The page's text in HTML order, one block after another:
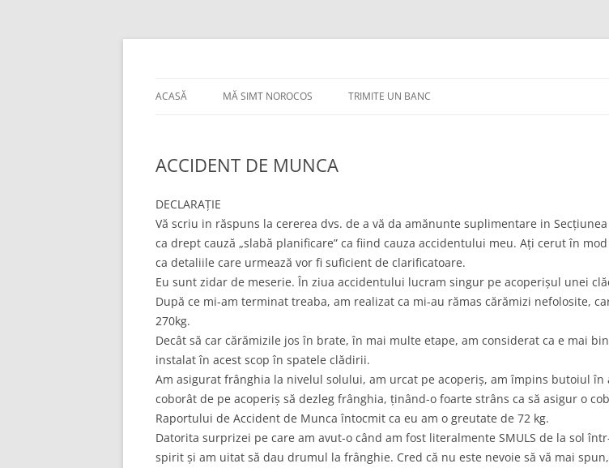
Sari
ACASĂ MĂ SIMT NOROCOS TRIMITE UN BANC
ACCIDENT DE MUNCA
DECLARAȚIE
Vă scriu in răspuns la cererea dvs. de a vă da amănunte suplimentare in
ca drept cauză „slabă planificare” ca fiind cauza accidentului meu. Ați cerut în
ca detaliile care urmează vor fi suficient de clarificatoare.
Eu sunt zidar de meserie. În ziua accidentului lucram singur pe acoperișul unei
După ce mi-am terminat treaba, am realizat ca mi-au rămas cărămizi nefolosite,
270kg.
Decât să car cărămizile jos în brate, în mai multe etape, am considerat ca e mai
instalat în acest scop în spatele clădirii.
Am asigurat frânghia la nivelul solului, am urcat pe acoperiș, am împins butoiul
coborât de pe acoperiș să dezleg frânghia, ținând-o foarte strâns ca să asigur o
Raportului de Accident de Munca întocmit ca eu am o greutate de 72 kg.
Datorita surprizei pe care am avut-o când am fost literalmente SMULS de la sol
spirit și am uitat să dau drumul la frânghie. Cred că nu este nevoie să vă mai